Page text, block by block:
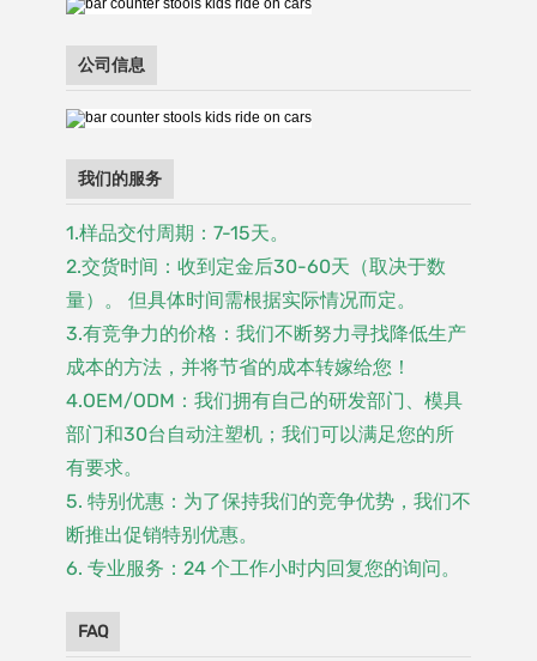
公司信息
我们的服务
1.样品交付周期：7-15天。
2.交货时间：收到定金后30-60天（取决于数
量）。 但具体时间需根据实际情况而定。
3.有竞争力的价格：我们不断努力寻找降低生产
成本的方法，并将节省的成本转嫁给您！
4.OEM/ODM：我们拥有自己的研发部门、模具
部门和30台自动注塑机；我们可以满足您的所
有要求。
5. 特别优惠：为了保持我们的竞争优势，我们不
断推出促销特别优惠。
6. 专业服务：24 个工作小时内回复您的询问。
FAQ